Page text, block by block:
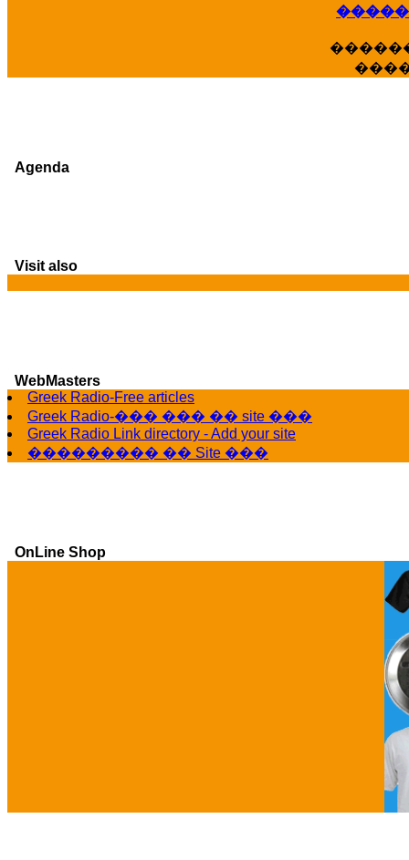
Agenda
Visit also
WebMasters
Greek Radio-Free articles
Greek Radio-��� ��� �� site ���
Greek Radio Link directory - Add your site
��������� �� Site ���
OnLine Shop